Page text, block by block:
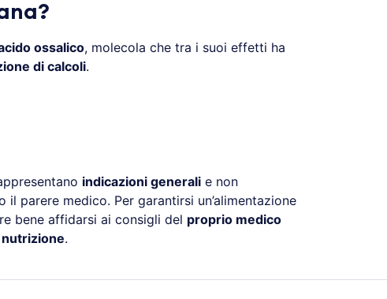
ossalico, molecola che tra i suoi effetti ha
di calcoli.
indicazioni generalie non
parere medico. Per garantirsi un’alimentazione
bene affidarsi ai consigli del proprio medico
.